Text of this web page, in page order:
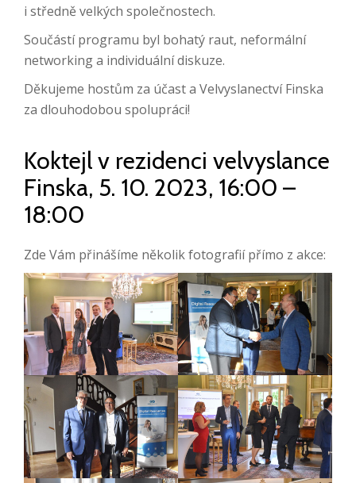
i středně velkých společnostech.
Součástí programu byl bohatý raut, neformální
networking a individuální diskuze.
Děkujeme hostům za účast a Velvyslanectví Finska
za dlouhodobou spolupráci!
Koktejl v rezidenci velvyslance
Finska, 5. 10. 2023, 16:00 –
18:00
Zde Vám přinášíme několik fotografií přímo z akce: